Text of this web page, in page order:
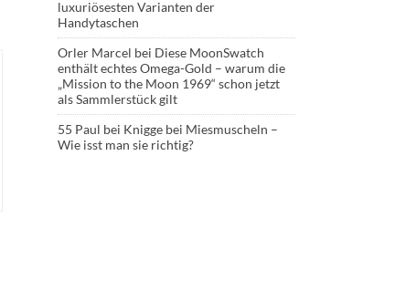
luxuriösesten Varianten der
Handytaschen
Orler Marcel bei Diese MoonSwatch
enthält echtes Omega-Gold – warum die
„Mission to the Moon 1969“ schon jetzt
als Sammlerstück gilt
55 Paul bei Knigge bei Miesmuscheln –
Wie isst man sie richtig?